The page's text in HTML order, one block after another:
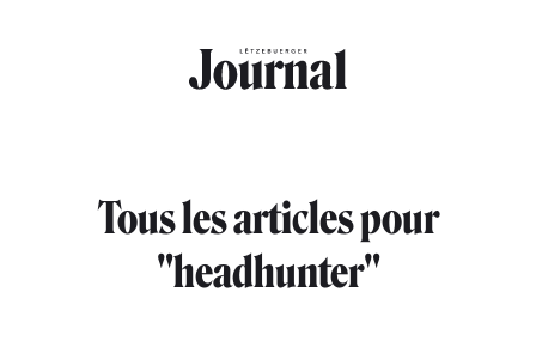
Tous les articles pour
"headhunter"